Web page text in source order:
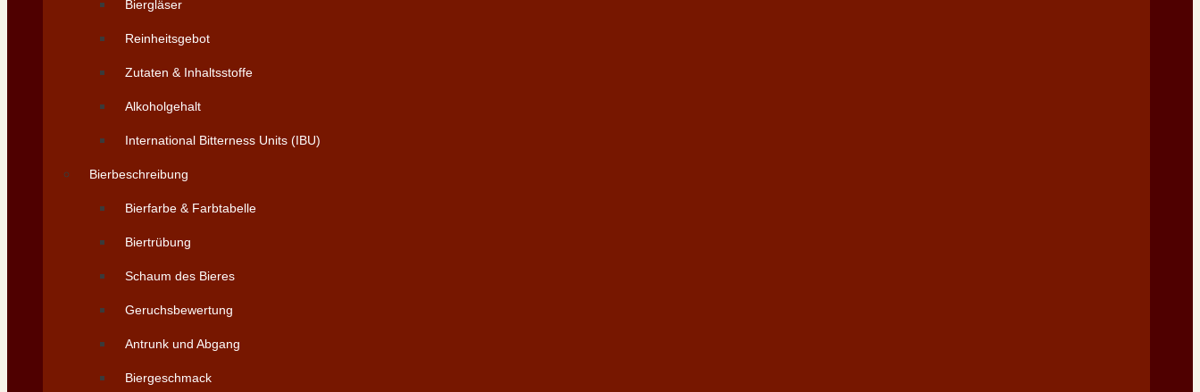
Biergläser
Reinheitsgebot
Zutaten & Inhaltsstoffe
Alkoholgehalt
International Bitterness Units (IBU)
Bierbeschreibung
Bierfarbe & Farbtabelle
Biertrübung
Schaum des Bieres
Geruchsbewertung
Antrunk und Abgang
Biergeschmack